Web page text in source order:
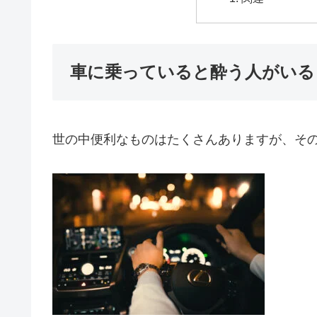
車に乗っていると酔う人がいる
世の中便利なものはたくさんありますが、そ